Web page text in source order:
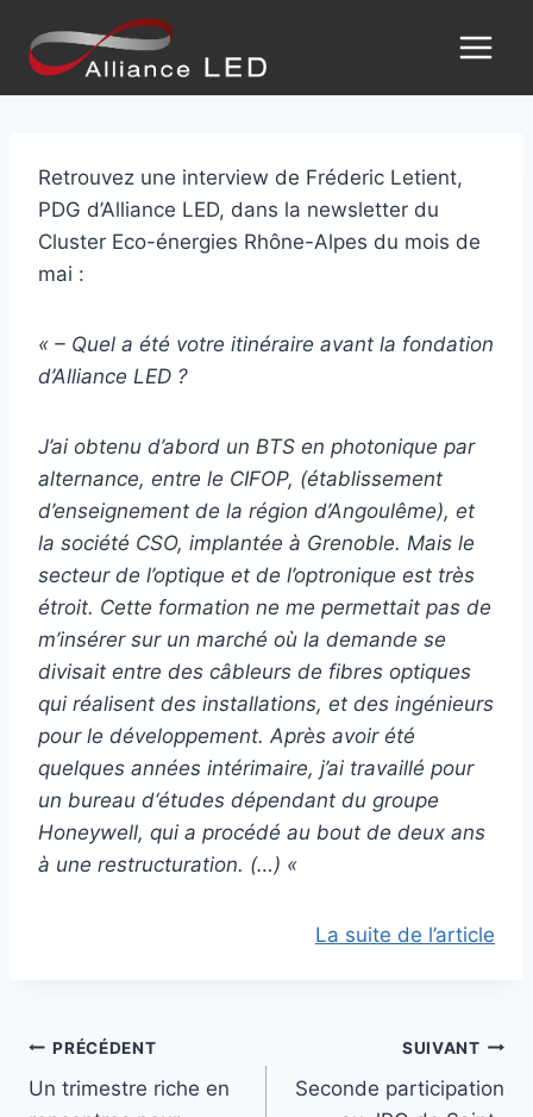
Retrouvez une interview de Fréderic Letient,
PDG d’Alliance LED, dans la newsletter du
Cluster Eco-énergies Rhône-Alpes du mois de
mai :
« – Quel a été votre itinéraire avant la fondation
d’Alliance LED ?
J’ai obtenu d’abord un BTS en photonique par
alternance, entre le CIFOP, (établissement
d’enseignement de la région d’Angoulême), et
la société CSO, implantée à Grenoble. Mais le
secteur de l’optique et de l’optronique est très
étroit. Cette formation ne me permettait pas de
m’insérer sur un marché où la demande se
divisait entre des câbleurs de fibres optiques
qui réalisent des installations, et des ingénieurs
pour le développement. Après avoir été
quelques années intérimaire, j’ai travaillé pour
un bureau d‘études dépendant du groupe
Honeywell, qui a procédé au bout de deux ans
à une restructuration. (…) «
La suite de l’article
PRÉCÉDENT
Un trimestre riche en
SUIVANT
Seconde participation